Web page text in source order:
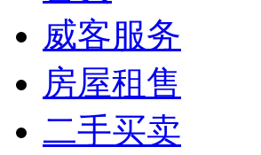
威客服务
房屋租售
二手买卖